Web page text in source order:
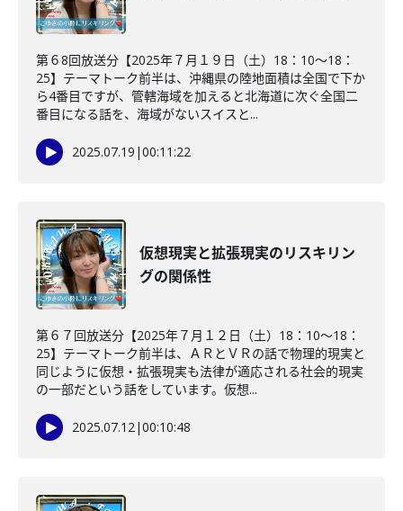
第６8回放送分【2025年７月１９日（土）18：10～18：
25】テーマトーク前半は、沖縄県の陸地面積は全国で下か
ら4番目ですが、管轄海域を加えると北海道に次ぐ全国二
番目になる話を、海域がないスイスと...
2025.07.19 |00:11:22
仮想現実と拡張現実のリスキリン
グの関係性
第６７回放送分【2025年７月１２日（土）18：10～18：
25】テーマトーク前半は、ＡＲとＶＲの話で物理的現実と
同じように仮想・拡張現実も法律が適応される社会的現実
の一部だという話をしています。仮想...
2025.07.12|00:10:48